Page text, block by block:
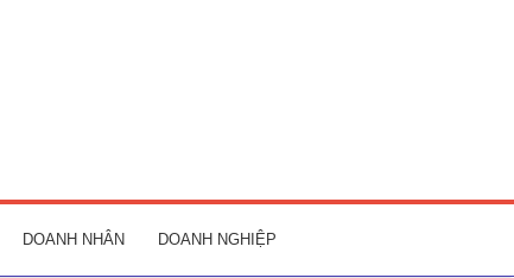
DOANH NHÂN DOANH NGHIỆP